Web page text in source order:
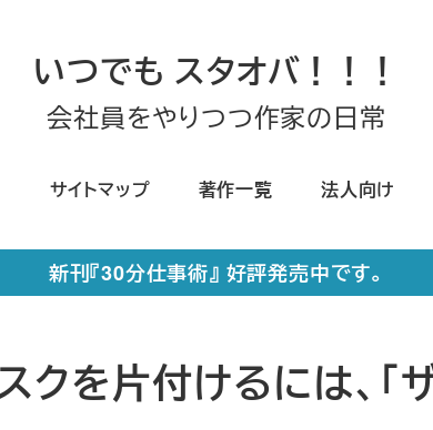
いつでも スタオバ！！！
会社員をやりつつ作家の日常
サイトマップ 著作一覧 法人向け
新刊『30分仕事術』 好評発売中です。
を片付けるには、「